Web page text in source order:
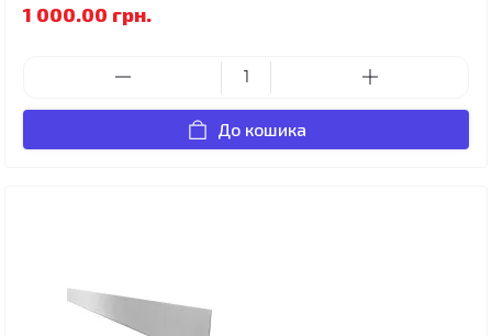
1 000.00 грн.
До кошика